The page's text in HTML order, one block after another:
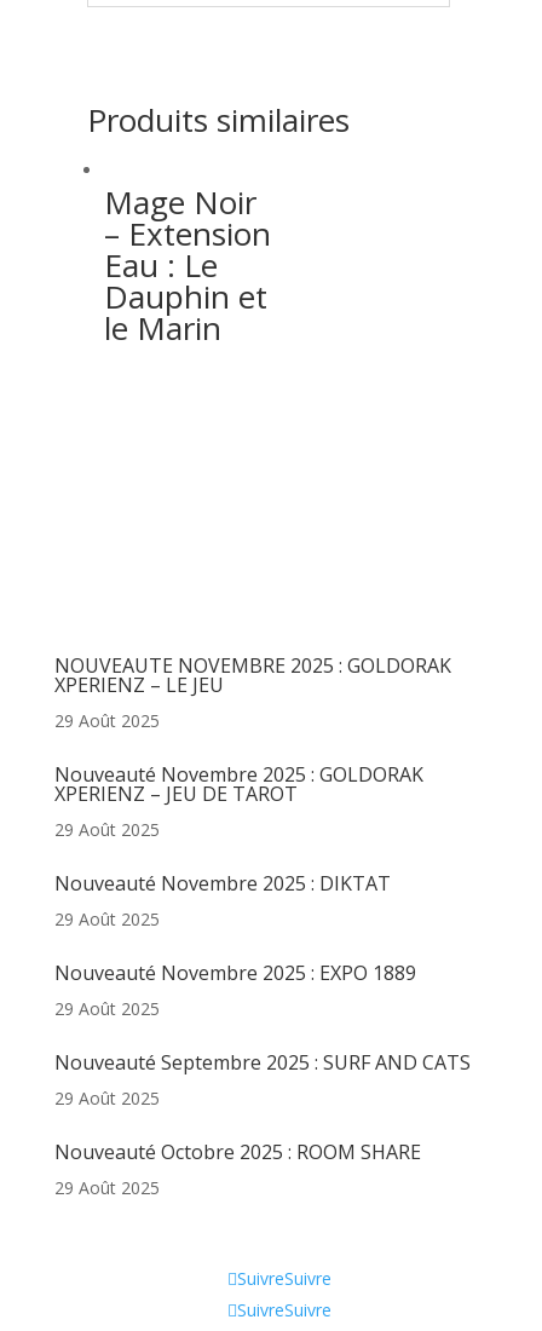
Produits similaires
Mage Noir
– Extension
Eau : Le
Dauphin et
le Marin
NOUVEAUTE NOVEMBRE 2025 : GOLDORAK
XPERIENZ – LE JEU
29 Août 2025
Nouveauté Novembre 2025 : GOLDORAK
XPERIENZ – JEU DE TAROT
29 Août 2025
Nouveauté Novembre 2025 : DIKTAT
29 Août 2025
Nouveauté Novembre 2025 : EXPO 1889
29 Août 2025
Nouveauté Septembre 2025 : SURF AND CATS
29 Août 2025
Nouveauté Octobre 2025 : ROOM SHARE
29 Août 2025
SuivreSuivre
SuivreSuivre